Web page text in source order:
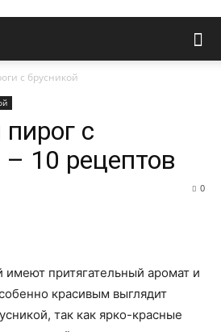
с брусникой
с
10 рецептов
0
имеют притягательный аромат и
красивым выглядит
так как ярко-красные